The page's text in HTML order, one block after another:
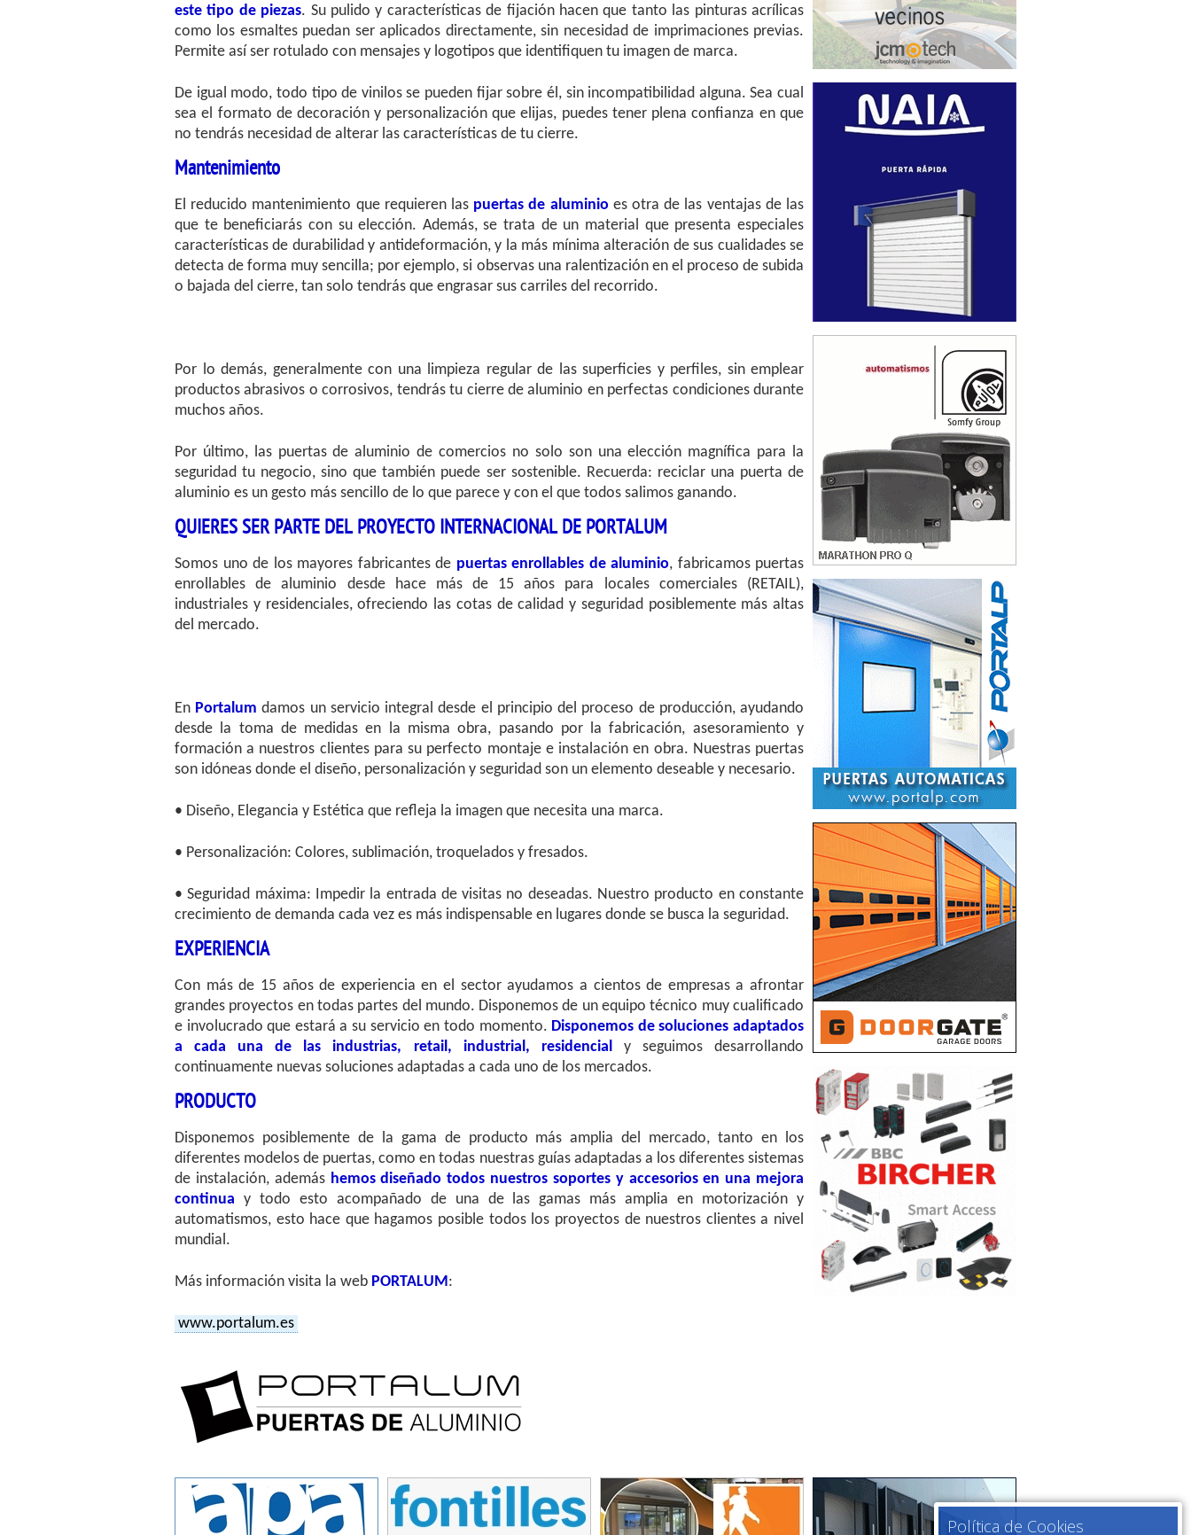
este tipo de piezas. Su pulido y características de fijación hacen que tanto las pinturas acrílicas
como los esmaltes puedan ser aplicados directamente, sin necesidad de imprimaciones previas.
Permite así ser rotulado con mensajes y logotipos que identifiquen tu imagen de marca.
De igual modo, todo tipo de vinilos se pueden fijar sobre él, sin incompatibilidad alguna. Sea cual
sea el formato de decoración y personalización que elijas, puedes tener plena confianza en que
no tendrás necesidad de alterar las características de tu cierre.
Mantenimiento
El reducido mantenimiento que requieren las puertas de aluminio es otra de las ventajas de las
que te beneficiarás con su elección. Además, se trata de un material que presenta especiales
características de durabilidad y antideformación, y la más mínima alteración de sus cualidades se
detecta de forma muy sencilla; por ejemplo, si observas una ralentización en el proceso de subida
o bajada del cierre, tan solo tendrás que engrasar sus carriles del recorrido.
Por lo demás, generalmente con una limpieza regular de las superficies y perfiles, sin emplear
productos abrasivos o corrosivos, tendrás tu cierre de aluminio en perfectas condiciones durante
muchos años.
Por último, las puertas de aluminio de comercios no solo son una elección magnífica para la
seguridad tu negocio, sino que también puede ser sostenible. Recuerda: reciclar una puerta de
aluminio es un gesto más sencillo de lo que parece y con el que todos salimos ganando.
QUIERES SER PARTE DEL PROYECTO INTERNACIONAL DE PORTALUM
Somos uno de los mayores fabricantes de puertas enrollables de aluminio, fabricamos puertas
enrollables de aluminio desde hace más de 15 años para locales comerciales (RETAIL),
industriales y residenciales, ofreciendo las cotas de calidad y seguridad posiblemente más altas
del mercado.
En Portalum damos un servicio integral desde el principio del proceso de producción, ayudando
desde la toma de medidas en la misma obra, pasando por la fabricación, asesoramiento y
formación a nuestros clientes para su perfecto montaje e instalación en obra. Nuestras puertas
son idóneas donde el diseño, personalización y seguridad son un elemento deseable y necesario.
• Diseño, Elegancia y Estética que refleja la imagen que necesita una marca.
• Personalización: Colores, sublimación, troquelados y fresados.
• Seguridad máxima: Impedir la entrada de visitas no deseadas. Nuestro producto en constante
crecimiento de demanda cada vez es más indispensable en lugares donde se busca la seguridad.
EXPERIENCIA
Con más de 15 años de experiencia en el sector ayudamos a cientos de empresas a afrontar
grandes proyectos en todas partes del mundo. Disponemos de un equipo técnico muy cualificado
e involucrado que estará a su servicio en todo momento. Disponemos de soluciones adaptados
a cada una de las industrias, retail, industrial, residencialy seguimos desarrollando
continuamente nuevas soluciones adaptadas a cada uno de los mercados.
PRODUCTO
Disponemos posiblemente de la gama de producto más amplia del mercado, tanto en los
diferentes modelos de puertas, como en todas nuestras guías adaptadas a los diferentes sistemas
de instalación, además hemos diseñado todos nuestros soportes y accesorios en una mejora
continua y todo esto acompañado de una de las gamas más amplia en motorización y
automatismos, esto hace que hagamos posible todos los proyectos de nuestros clientes a nivel
mundial.
Más información visita la web PORTALUM:
www.portalum.es
Política de Cookies